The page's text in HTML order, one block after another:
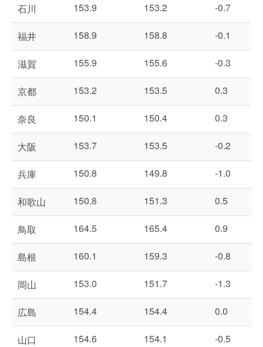
石川 153.9 153.2 -0.7
福井 158.9 158.8 -0.1
滋賀 155.9 155.6 -0.3
京都 153.2 153.5 0.3
奈良 150.1 150.4 0.3
大阪 153.7 153.5 -0.2
兵庫 150.8 149.8 -1.0
和歌山 150.8 151.3 0.5
鳥取 164.5 165.4 0.9
島根 160.1 159.3 -0.8
岡山 153.0 151.7 -1.3
広島 154.4 154.4 0.0
山口 154.6 154.1 -0.5